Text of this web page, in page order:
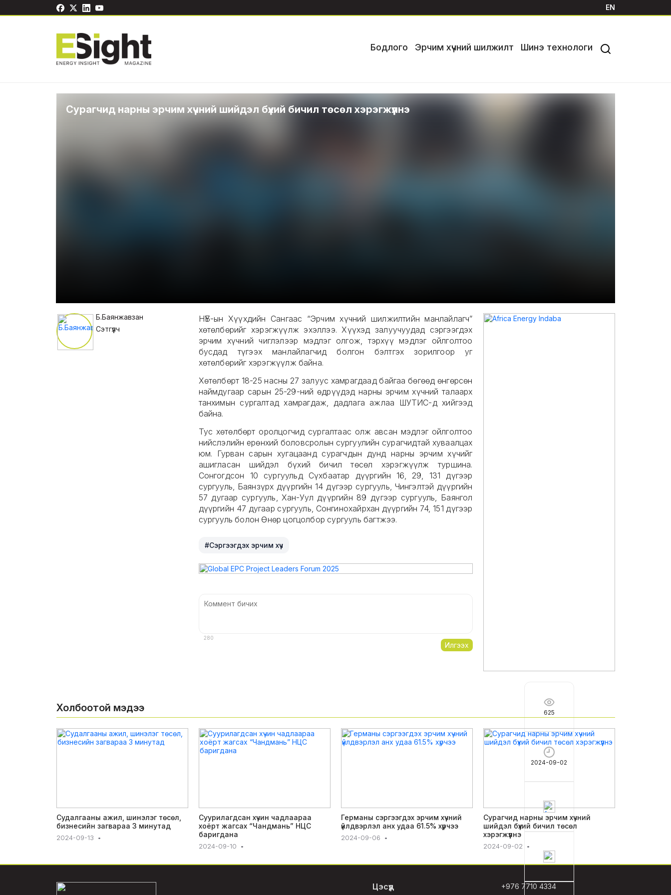
EN
Бодлого Эрчим хүчний шилжилт Шинэ технологи
Сурагчид нарны эрчим хүчний шийдэл бүхий бичил төсөл хэрэгжүүлнэ
Б.Баянжавзан
Сэтгүүлч
НҮБ-ын Хүүхдийн Сангаас “Эрчим хүчний шилжилтийн манлайлагч”
хөтөлбөрийг хэрэгжүүлж эхэллээ. Хүүхэд залуучуудад сэргээгдэх
эрчим хүчний чиглэлээр мэдлэг олгож, тэрхүү мэдлэг ойлголтоо
бусдад түгээх манлайлагчид болгон бэлтгэх зорилгоор уг
хөтөлбөрийг хэрэгжүүлж байна.
Хөтөлбөрт 18-25 насны 27 залуус хамрагдаад байгаа бөгөөд өнгөрсөн
наймдугаар сарын 25-29-ний өдрүүдэд нарны эрчим хүчний талаарх
танхимын сургалтад хамрагдаж, дадлага ажлаа ШУТИС-д хийгээд
байна.
Тус хөтөлбөрт оролцогчид сургалтаас олж авсан мэдлэг ойлголтоо
нийслэлийн ерөнхий боловсролын сургуулийн сурагчидтай хуваалцах
юм. Гурван сарын хугацаанд сурагчдын дунд нарны эрчим хүчийг
ашигласан шийдэл бүхий бичил төсөл хэрэгжүүлж туршина.
Сонгогдсон 10 сургуульд Сүхбаатар дүүргийн 16, 29, 131 дүгээр
сургууль, Баянзүрх дүүргийн 14 дүгээр сургууль, Чингэлтэй дүүргийн
57 дугаар сургууль, Хан-Уул дүүргийн 89 дүгээр сургууль, Баянгол
дүүргийн 47 дугаар сургууль, Сонгинохайрхан дүүргийн 74, 151 дүгээр
сургууль болон Өнөр цогцолбор сургууль багтжээ.
#Сэргээгдэх эрчим хүч
280
Илгээх
625
2024-09-02
Холбоотой мэдээ
Судалгааны ажил, шинэлэг төсөл,
бизнесийн загвараа 3 минутад
2024-09-13 •
Суурилагдсан хүчин чадлаараа
хоёрт жагсах “Чандмань” НЦС
баригдана
2024-09-10 •
Германы сэргээгдэх эрчим хүчний
үйлдвэрлэл анх удаа 61.5% хүрчээ
2024-09-06 •
Сурагчид нарны эрчим хүчний
шийдэл бүхий бичил төсөл
хэрэгжүүлнэ
2024-09-02 •
Цэсүүд +976 7710 4334